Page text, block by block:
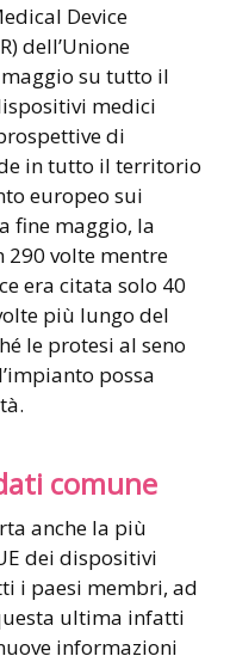
Device
dell’Unione
su tutto il
medici
di
in tutto il territorio
europeo sui
fine maggio, la
290 volte mentre
era citata solo 40
più lungo del
le protesi al seno
possa
comune
anche la più
dei dispositivi
i paesi membri, ad
ultima infatti
informazioni